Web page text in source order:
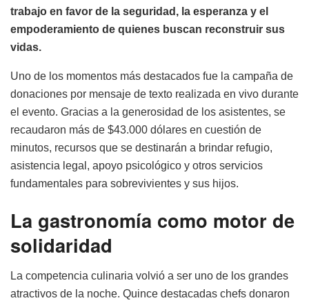
trabajo en favor de la seguridad, la esperanza y el
empoderamiento de quienes buscan reconstruir sus
vidas.
Uno de los momentos más destacados fue la campaña de
donaciones por mensaje de texto realizada en vivo durante
el evento. Gracias a la generosidad de los asistentes, se
recaudaron más de $43.000 dólares en cuestión de
minutos, recursos que se destinarán a brindar refugio,
asistencia legal, apoyo psicológico y otros servicios
fundamentales para sobrevivientes y sus hijos.
La gastronomía como motor de
solidaridad
La competencia culinaria volvió a ser uno de los grandes
atractivos de la noche. Quince destacadas chefs donaron